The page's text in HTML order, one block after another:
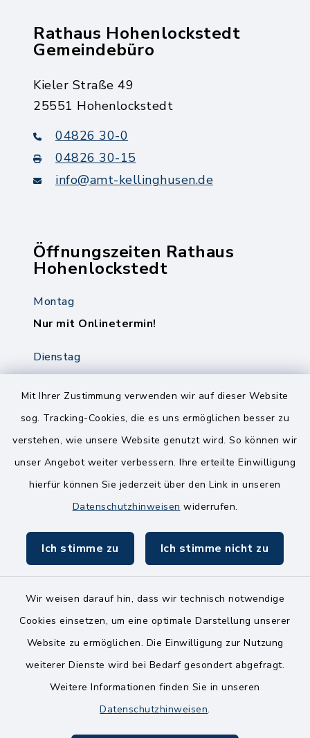
Mit Ihrer Zustimmung verwenden wir auf dieser Website
sog. Tracking-Cookies, die es uns ermöglichen besser zu
verstehen, wie unsere Website genutzt wird. So können wir
unser Angebot weiter verbessern. Ihre erteilte Einwilligung
hierfür können Sie jederzeit über den Link in unseren
Datenschutzhinweisen widerrufen.
Ich stimme zu Ich stimme nicht zu
Wir weisen darauf hin, dass wir technisch notwendige
Cookies einsetzen, um eine optimale Darstellung unserer
Website zu ermöglichen. Die Einwilligung zur Nutzung
weiterer Dienste wird bei Bedarf gesondert abgefragt.
Weitere Informationen finden Sie in unseren
Datenschutzhinweisen.
Rathaus Hohenlockstedt
Gemeindebüro
Kieler Straße 49
25551 Hohenlockstedt
04826 30-0
04826 30-15
info@amt-kellinghusen.de
Öffnungszeiten Rathaus
Hohenlockstedt
Montag
Nur mit Onlinetermin!
Dienstag
8.00-12.00 Uhr
14.00-18.00 Uhr
Freitag
8.00-11.00 Uhr
Kontakt
Barrierefreiheit